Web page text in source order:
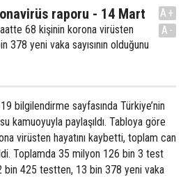
raporu - 14 Mart
68 kişinin korona virüsten
378 yeni vaka sayısının olduğunu
A+
A-
19 bilgilendirme sayfasında Türkiye’nin
kamuoyuyla paylaşıldı. Tabloya göre
virüsten hayatını kaybetti, toplam can
Toplamda 35 milyon 126 bin 3 test
bin 425 testten, 13 bin 378 yeni vaka